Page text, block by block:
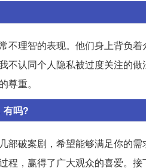
不理智的表现。他们身上背负
不认同个人隐私被过度关注的
尊重。
有吗?
部破案剧，希望能够满足你的
程，赢得了广大观众的喜爱。